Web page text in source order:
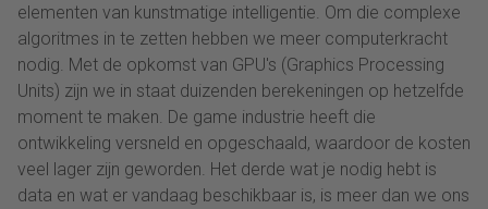
elementen van kunstmatige intelligentie. Om die complexe
algoritmes in te zetten hebben we meer computerkracht
nodig. Met de opkomst van GPU's (Graphics Processing
Units) zijn we in staat duizenden berekeningen op hetzelfde
moment te maken. De game industrie heeft die
ontwikkeling versneld en opgeschaald, waardoor de kosten
veel lager zijn geworden. Het derde wat je nodig hebt is
data en wat er vandaag beschikbaar is, is meer dan we ons